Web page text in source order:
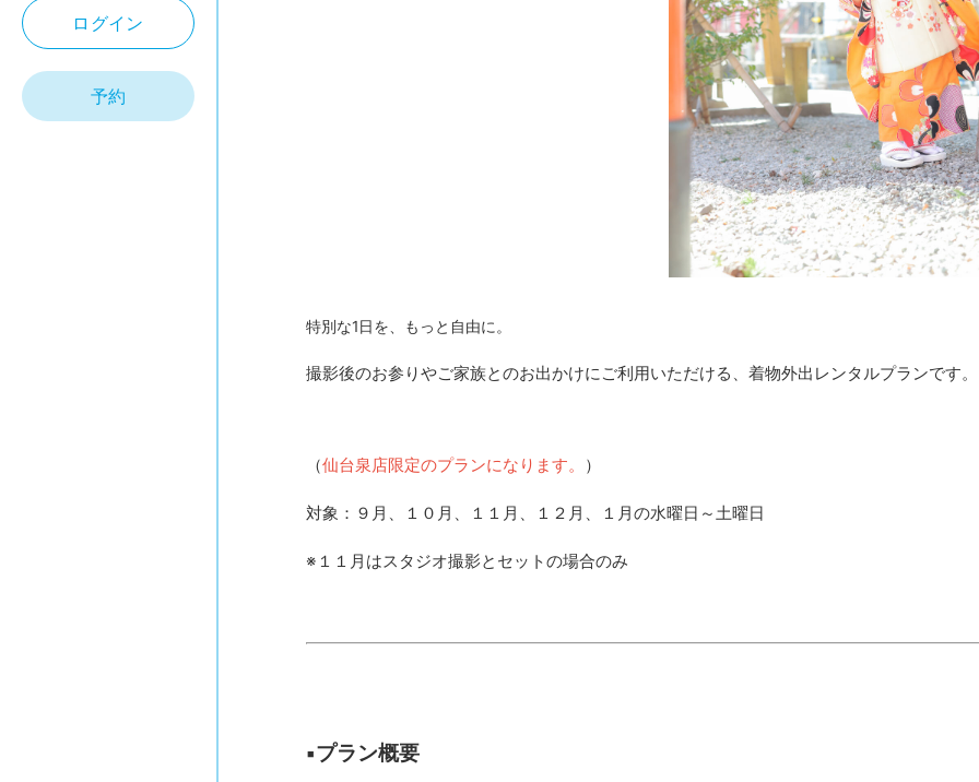
ログイン
予約
特別な1日を、もっと自由に。
撮影後のお参りやご家族とのお出かけにご利用いただける、着物外出レンタルプランです。
（仙台泉店限定のプランになります。 ）
対象：９月、１０月、１１月、１２月、１月の水曜日～土曜日
※１１月はスタジオ撮影とセットの場合のみ
▪︎プラン概要